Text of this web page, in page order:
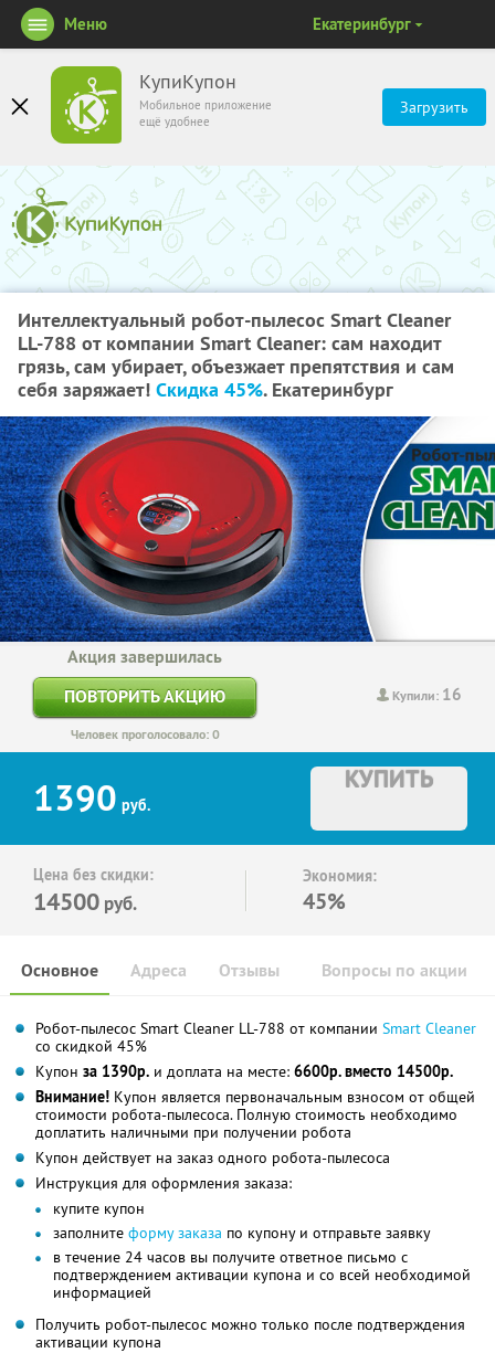
КупиКупон
Мобильное приложение
ещё удобнее
Загрузить
Меню Екатеринбург
Интеллектуальный робот-пылесос Smart Cleaner
LL-788 от компании Smart Cleaner: сам находит
грязь, сам убирает, объезжает препятствия и сам
себя заряжает! Скидка 45%. Екатеринбург
Купили: 16
Акция завершилась
ПОВТОРИТЬ АКЦИЮ
Человек проголосовало: 0
1390 руб.
КУПИТЬ
Цена без скидки:
14500 руб.
Экономия:
45%
Основное Отзывы Вопросы по акции
Адреса
Робот-пылесос Smart Cleaner LL-788 от компании Smart Cleaner
со скидкой 45%
Купон за 1390р. и доплата на месте: 6600р. вместо 14500р.
Внимание! Купон является первоначальным взносом от общей
стоимости робота-пылесоса. Полную стоимость необходимо
доплатить наличными при получении робота
Купон действует на заказ одного робота-пылесоса
Инструкция для оформления заказа:
купите купон
заполните форму заказа по купону и отправьте заявку
в течение 24 часов вы получите ответное письмо с
подтверждением активации купона и со всей необходимой
информацией
Получить робот-пылесос можно только после подтверждения
активации купона